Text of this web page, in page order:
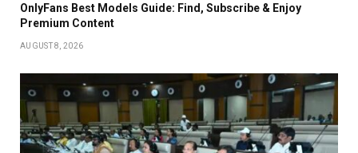
OnlyFans Best Models Guide: Find, Subscribe & Enjoy
Premium Content
AUGUST 8, 2026